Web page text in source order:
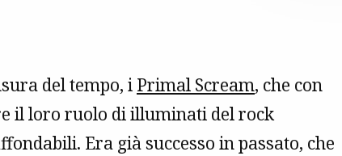
del tempo, i Primal Scream, che con
il loro ruolo di illuminati del rock
Era già successo in passato, che